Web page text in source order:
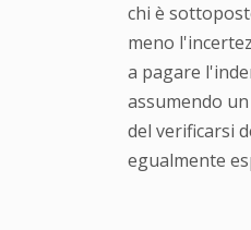
chi è
meno
a pagare
assumendo
del verificarsi
egualmente